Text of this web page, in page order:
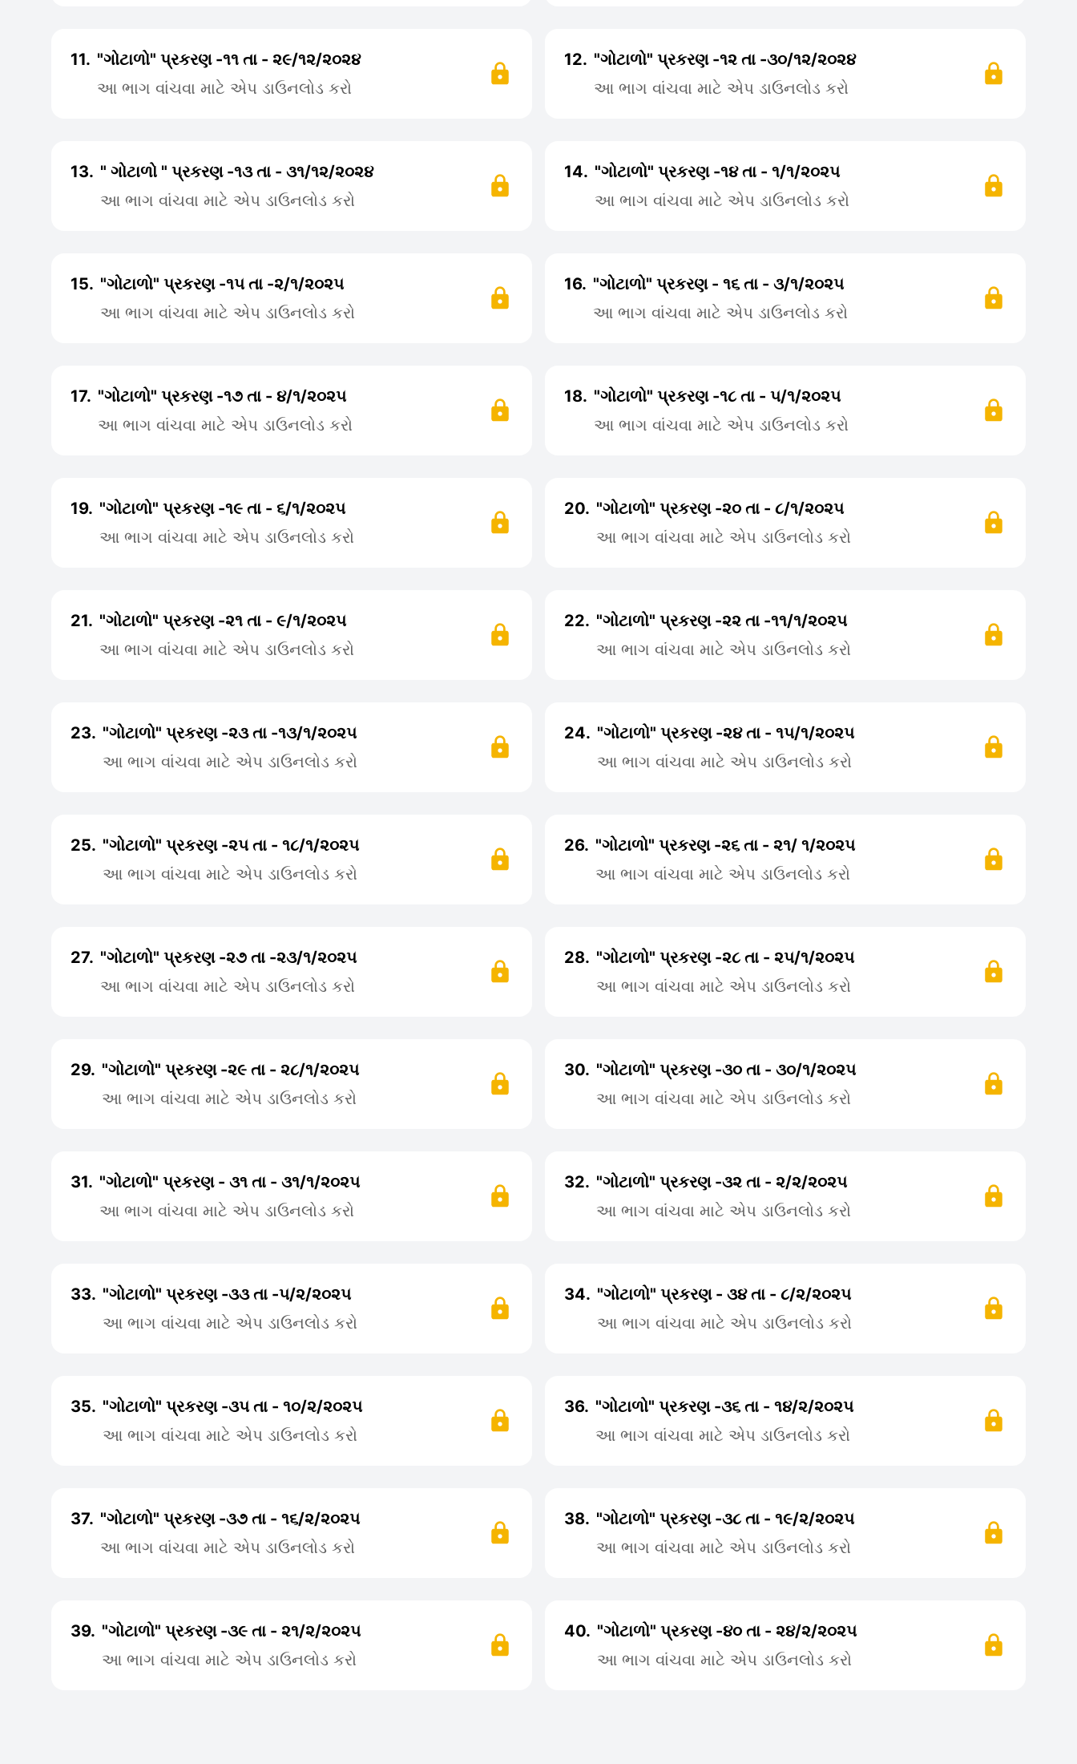
11. "ગોટાળો" પ્રકરણ -૧૧ તા - ૨૯/૧૨/૨૦૨૪
આ ભાગ વાંચવા માટે એપ ડાઉનલોડ કરો
12. "ગોટાળો" પ્રકરણ -૧૨ તા -૩૦/૧૨/૨૦૨૪
આ ભાગ વાંચવા માટે એપ ડાઉનલોડ કરો
13. " ગોટાળો " પ્રકરણ -૧૩ તા - ૩૧/૧૨/૨૦૨૪
આ ભાગ વાંચવા માટે એપ ડાઉનલોડ કરો
14. "ગોટાળો" પ્રકરણ -૧૪ તા - ૧/૧/૨૦૨૫
આ ભાગ વાંચવા માટે એપ ડાઉનલોડ કરો
15. "ગોટાળો" પ્રકરણ -૧૫ તા -૨/૧/૨૦૨૫
આ ભાગ વાંચવા માટે એપ ડાઉનલોડ કરો
16. "ગોટાળો" પ્રકરણ - ૧૬ તા - ૩/૧/૨૦૨૫
આ ભાગ વાંચવા માટે એપ ડાઉનલોડ કરો
17. "ગોટાળો" પ્રકરણ -૧૭ તા - ૪/૧/૨૦૨૫
આ ભાગ વાંચવા માટે એપ ડાઉનલોડ કરો
18. "ગોટાળો" પ્રકરણ -૧૮ તા - ૫/૧/૨૦૨૫
આ ભાગ વાંચવા માટે એપ ડાઉનલોડ કરો
19. "ગોટાળો" પ્રકરણ -૧૯ તા - ૬/૧/૨૦૨૫
આ ભાગ વાંચવા માટે એપ ડાઉનલોડ કરો
20. "ગોટાળો" પ્રકરણ -૨૦ તા - ૮/૧/૨૦૨૫
આ ભાગ વાંચવા માટે એપ ડાઉનલોડ કરો
21. "ગોટાળો" પ્રકરણ -૨૧ તા - ૯/૧/૨૦૨૫
આ ભાગ વાંચવા માટે એપ ડાઉનલોડ કરો
22. "ગોટાળો" પ્રકરણ -૨૨ તા -૧૧/૧/૨૦૨૫
આ ભાગ વાંચવા માટે એપ ડાઉનલોડ કરો
23. "ગોટાળો" પ્રકરણ -૨૩ તા -૧૩/૧/૨૦૨૫
આ ભાગ વાંચવા માટે એપ ડાઉનલોડ કરો
24. "ગોટાળો" પ્રકરણ -૨૪ તા - ૧૫/૧/૨૦૨૫
આ ભાગ વાંચવા માટે એપ ડાઉનલોડ કરો
25. "ગોટાળો" પ્રકરણ -૨૫ તા - ૧૮/૧/૨૦૨૫
આ ભાગ વાંચવા માટે એપ ડાઉનલોડ કરો
26. "ગોટાળો" પ્રકરણ -૨૬ તા - ૨૧/ ૧/૨૦૨૫
આ ભાગ વાંચવા માટે એપ ડાઉનલોડ કરો
27. "ગોટાળો" પ્રકરણ -૨૭ તા -૨૩/૧/૨૦૨૫
આ ભાગ વાંચવા માટે એપ ડાઉનલોડ કરો
28. "ગોટાળો" પ્રકરણ -૨૮ તા - ૨૫/૧/૨૦૨૫
આ ભાગ વાંચવા માટે એપ ડાઉનલોડ કરો
29. "ગોટાળો" પ્રકરણ -૨૯ તા - ૨૮/૧/૨૦૨૫
આ ભાગ વાંચવા માટે એપ ડાઉનલોડ કરો
30. "ગોટાળો" પ્રકરણ -૩૦ તા - ૩૦/૧/૨૦૨૫
આ ભાગ વાંચવા માટે એપ ડાઉનલોડ કરો
31. "ગોટાળો" પ્રકરણ - ૩૧ તા - ૩૧/૧/૨૦૨૫
આ ભાગ વાંચવા માટે એપ ડાઉનલોડ કરો
32. "ગોટાળો" પ્રકરણ -૩૨ તા - ૨/૨/૨૦૨૫
આ ભાગ વાંચવા માટે એપ ડાઉનલોડ કરો
33. "ગોટાળો" પ્રકરણ -૩૩ તા -૫/૨/૨૦૨૫
આ ભાગ વાંચવા માટે એપ ડાઉનલોડ કરો
34. "ગોટાળો" પ્રકરણ - ૩૪ તા - ૮/૨/૨૦૨૫
આ ભાગ વાંચવા માટે એપ ડાઉનલોડ કરો
35. "ગોટાળો" પ્રકરણ -૩૫ તા - ૧૦/૨/૨૦૨૫
આ ભાગ વાંચવા માટે એપ ડાઉનલોડ કરો
36. "ગોટાળો" પ્રકરણ -૩૬ તા - ૧૪/૨/૨૦૨૫
આ ભાગ વાંચવા માટે એપ ડાઉનલોડ કરો
37. "ગોટાળો" પ્રકરણ -૩૭ તા - ૧૬/૨/૨૦૨૫
આ ભાગ વાંચવા માટે એપ ડાઉનલોડ કરો
38. "ગોટાળો" પ્રકરણ -૩૮ તા - ૧૯/૨/૨૦૨૫
આ ભાગ વાંચવા માટે એપ ડાઉનલોડ કરો
39. "ગોટાળો" પ્રકરણ -૩૯ તા - ૨૧/૨/૨૦૨૫
આ ભાગ વાંચવા માટે એપ ડાઉનલોડ કરો
40. "ગોટાળો" પ્રકરણ -૪૦ તા - ૨૪/૨/૨૦૨૫
આ ભાગ વાંચવા માટે એપ ડાઉનલોડ કરો